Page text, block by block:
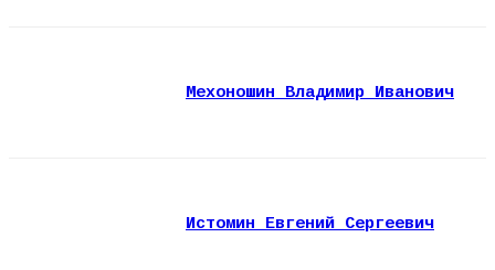
Мехоношин Владимир Иванович
Истомин Евгений Сергеевич